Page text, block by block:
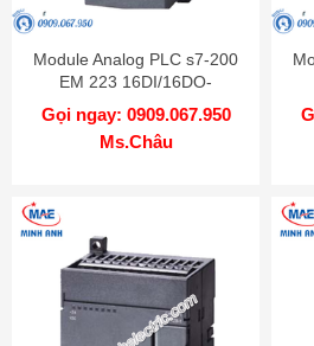
Module Analog PLC s7-200
EM 223 16DI/16DO-
6ES7223-1PL22-0XA0
Gọi ngay: 0909.067.950
Ms.Châu